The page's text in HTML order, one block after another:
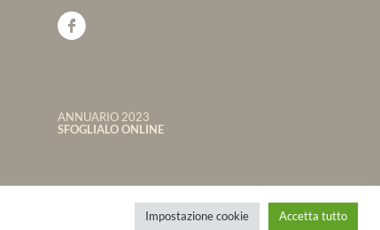
Impostazione cookie Accetta tutto
ANNUARIO 2023
SFOGLIALO ONLINE
Powered byApis Tenet